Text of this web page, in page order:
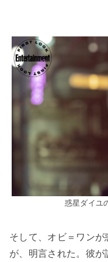
惑星ダイユ
そして、オビ＝ワンが
が、明言された。彼